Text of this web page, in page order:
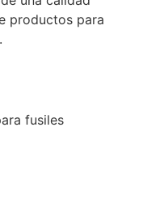
productos para
fusiles